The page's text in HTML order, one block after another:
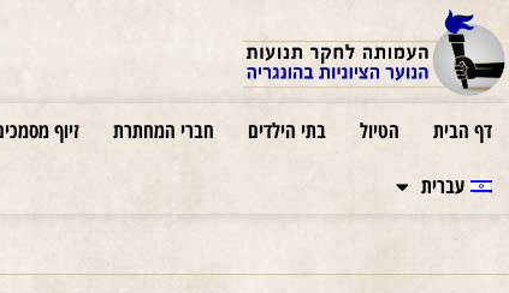
דף הבית הטיול בתי הילדים חברי המחתרת זיוף
עברית